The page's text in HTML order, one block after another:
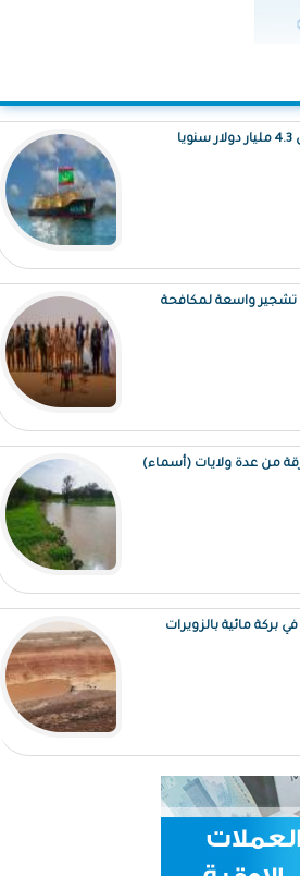
تشجير واسعة لمكافحة
من عدة ولايات (أسماء)
بركة مائية بالزويرات